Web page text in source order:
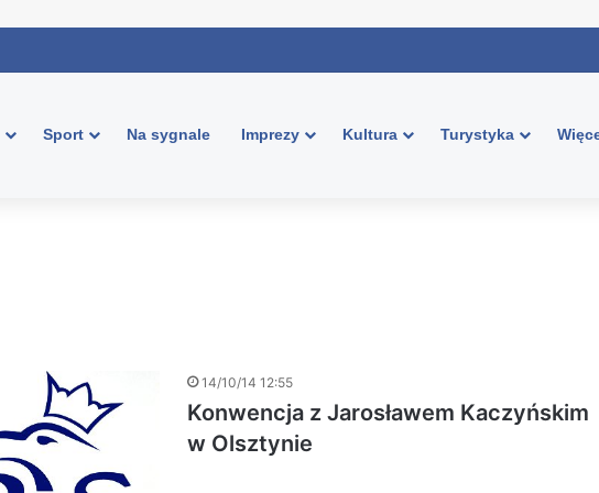
Sport Na sygnale Imprezy Kultura Turystyka
14/10/14 12:55
Konwencja z Jarosławem Kaczyńskim
w Olsztynie